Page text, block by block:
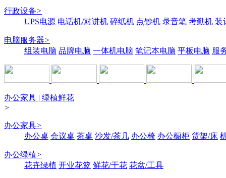
行政设备>
UPS电源 电话机/对讲机 碎纸机 点钞机 录音笔 考勤机 装
电脑服务器>
组装电脑 品牌电脑 一体机电脑 笔记本电脑 平板电脑 服
办公家具 | 绿植鲜花
>
办公家具>
办公桌 会议桌 茶桌 沙发/茶几 办公椅 办公橱柜 货架/床
办公绿植>
花卉绿植 开业花篮 鲜花/干花 花盆/工具